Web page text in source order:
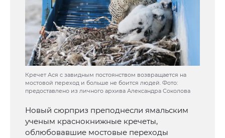
Кречет Ася с завидным постоянством возвращается на
мостовой переход и больше не боится людей. Фото:
предоставлено из личного архива Александра Соколова
Новый сюрприз преподнесли ямальским
ученым краснокнижные кречеты,
облюбовавшие мостовые переходы